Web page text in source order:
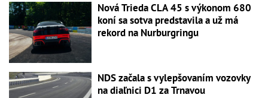
Nová Trieda CLA 45 s výkonom 680
koní sa sotva predstavila a už má
rekord na Nurburgringu
NDS začala s vylepšovaním vozovky
na diaľnici D1 za Trnavou